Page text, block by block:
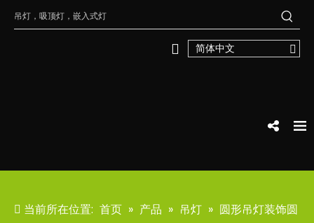
简体中文
当前所在位置: 首页 » 产品 » 吊灯 » 圆形吊灯装饰圆